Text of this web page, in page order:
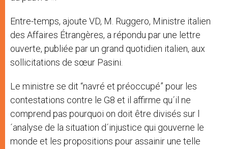
Entre-temps, ajoute VD, M. Ruggero, Ministre italien
des Affaires Étrangères, a répondu par une lettre
ouverte, publiée par un grand quotidien italien, aux
sollicitations de sœur Pasini.
Le ministre se dit “navré et préoccupé” pour les
contestations contre le G8 et il affirme qu´il ne
comprend pas pourquoi on doit être divisés sur l
´analyse de la situation d´injustice qui gouverne le
monde et les propositions pour assainir une telle